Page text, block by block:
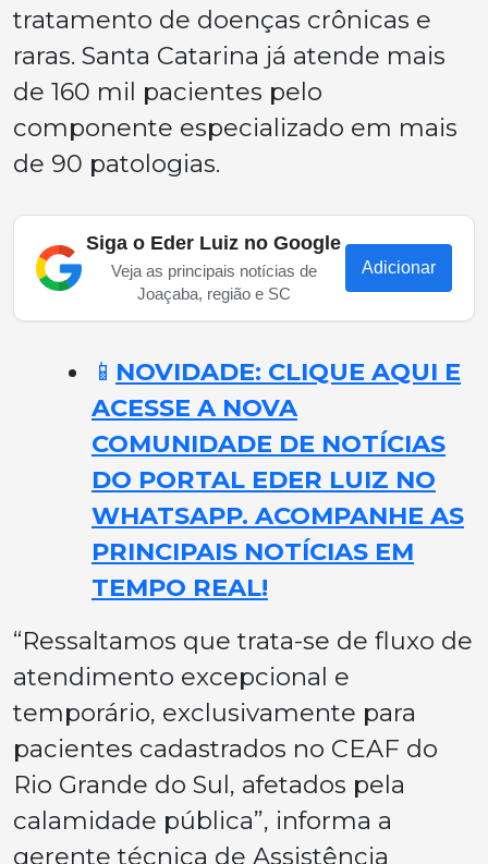
tratamento de doenças crônicas e
raras. Santa Catarina já atende mais
de 160 mil pacientes pelo
componente especializado em mais
de 90 patologias.
Siga o Eder Luiz no Google
Veja as principais notícias de
Joaçaba, região e SC
Adicionar
📱 NOVIDADE: CLIQUE AQUI E
ACESSE A NOVA
COMUNIDADE DE NOTÍCIAS
DO PORTAL EDER LUIZ NO
WHATSAPP. ACOMPANHE AS
PRINCIPAIS NOTÍCIAS EM
TEMPO REAL!
“Ressaltamos que trata-se de fluxo de
atendimento excepcional e
temporário, exclusivamente para
pacientes cadastrados no CEAF do
Rio Grande do Sul, afetados pela
calamidade pública”, informa a
gerente técnica de Assistência